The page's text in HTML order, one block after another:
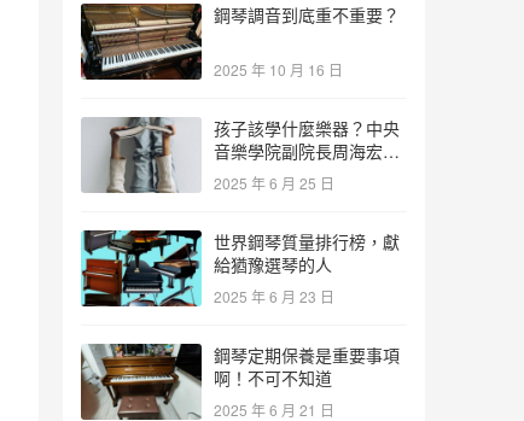
鋼琴調音到底重不重要？
2025 年 10 月 16 日
孩子該學什麼樂器？中央
音樂學院副院長周海宏教
授告訴你答案！
2025 年 6 月 25 日
世界鋼琴質量排行榜，獻
給猶豫選琴的人
2025 年 6 月 23 日
鋼琴定期保養是重要事項
啊！不可不知道
2025 年 6 月 21 日